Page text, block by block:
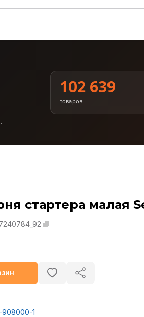
102 639
товаров
стартера малая
908000-1